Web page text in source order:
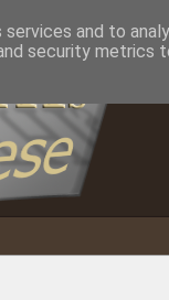
and to
security metrics